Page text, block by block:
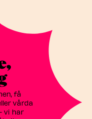
få
vårda
vi har